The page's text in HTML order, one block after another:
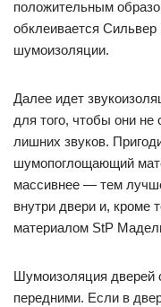
положительным
обклеивается
шумоизоляции.
Далее идет
для того, чтобы они не
лишних звуков.
шумопоглощающий
массивнее — тем
внутри двери и, кроме
материалом StP
Шумоизоляция дверей
передними. Если в